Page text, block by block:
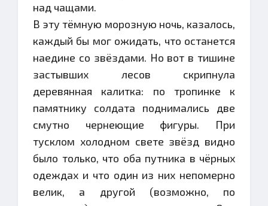
над чащами.
В эту тёмную морозную ночь, казалось,
каждый бы мог ожидать, что останется
наедине со звёздами. Но вот в тишине
застывших лесов скрипнула
деревянная калитка: по тропинке к
памятнику солдата поднимались две
смутно чернеющие фигуры. При
тусклом холодном свете звёзд видно
было только, что оба путника в чёрных
одеждах и что один из них непомерно
велик, а другой (возможно, по